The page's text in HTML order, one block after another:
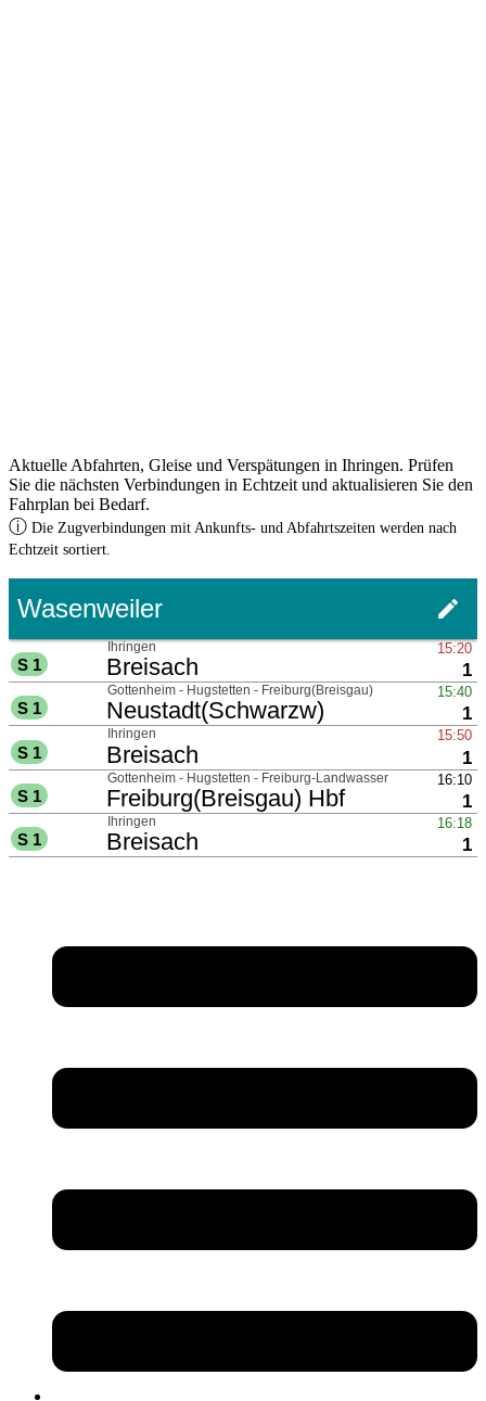
Aktuelle Abfahrten, Gleise und Verspätungen in Ihringen. Prüfen
Sie die nächsten Verbindungen in Echtzeit und aktualisieren Sie den
Fahrplan bei Bedarf.
ⓘ Die Zugverbindungen mit Ankunfts- und Abfahrtszeiten werden nach
Echtzeit sortiert.